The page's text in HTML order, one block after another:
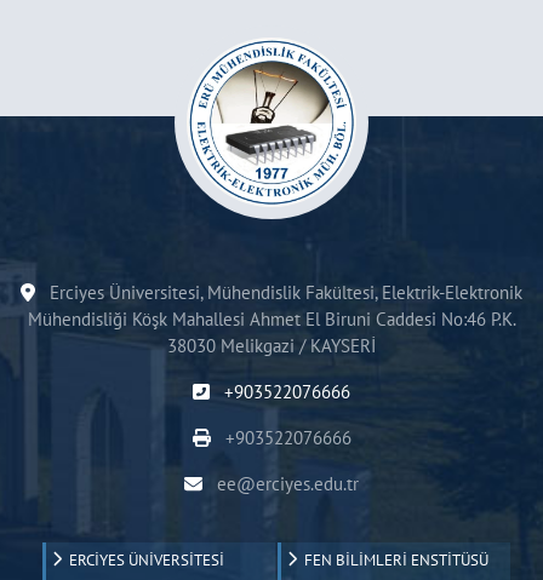
Erciyes Üniversitesi, Mühendislik Fakültesi, Elektrik-Elektronik
Mühendisliği Köşk Mahallesi Ahmet El Biruni Caddesi No:46 P.K.
38030 Melikgazi / KAYSERİ
+903522076666
+903522076666
ee@erciyes.edu.tr
ERCİYES ÜNİVERSİTESİ FEN BİLİMLERİ ENSTİTÜSÜ